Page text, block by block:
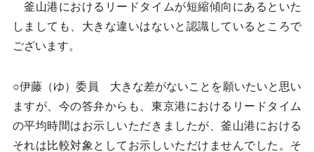
釜山港におけるリードタイムが短縮傾向にあるといた
しましても、大きな違いはないと認識しているところで
ございます。
○伊藤（ゆ）委員 大きな差がないことを願いたいと思い
ますが、今の答弁からも、東京港におけるリードタイム
の平均時間はお示しいただきましたが、釜山港における
それは比較対象としてお示しいただけませんでした。そ